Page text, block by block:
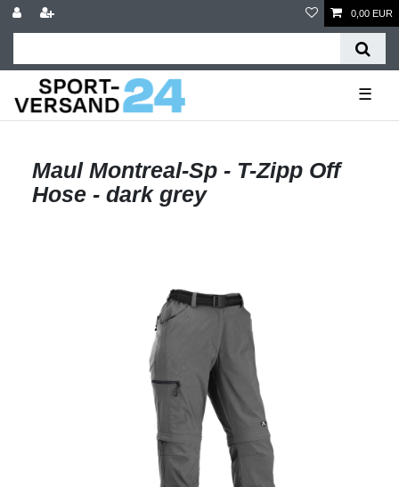
0,00 EUR
☰
Maul Montreal-Sp - T-Zipp Off
Hose - dark grey